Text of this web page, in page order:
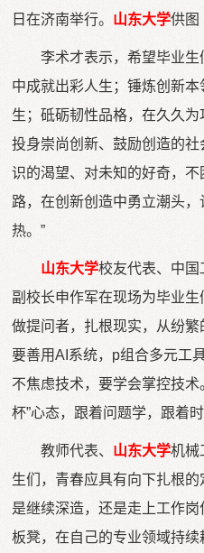
日在济南举行。 山东大学供图
李术才表示，希望毕业
中成就出彩人生；锤炼创新
生；砥砺韧性品格，在久久
投身崇尚创新、鼓励创造的
识的渴望、对未知的好奇，
路，在创新创造中勇立潮头
热。”
山东大学校友代表、中
副校长申作军在现场为毕业
做提问者，扎根现实，从纷繁
要善用AI系统，p组合多元工
不焦虑技术，要学会掌控技
杯”心态，跟着问题学，跟着时
教师代表、 山东大学机械
生们，青春应具有向下扎根
是继续深造，还是走上工作
板凳，在自己的专业领域持